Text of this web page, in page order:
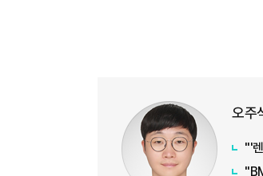
오주
"'